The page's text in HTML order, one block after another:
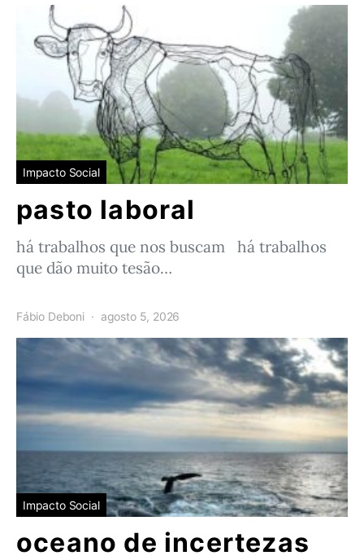
Impacto Social
pasto laboral
há trabalhos que nos buscam há trabalhos
que dão muito tesão…
Fábio Deboni agosto 5, 2026
Impacto Social
oceano de incertezas